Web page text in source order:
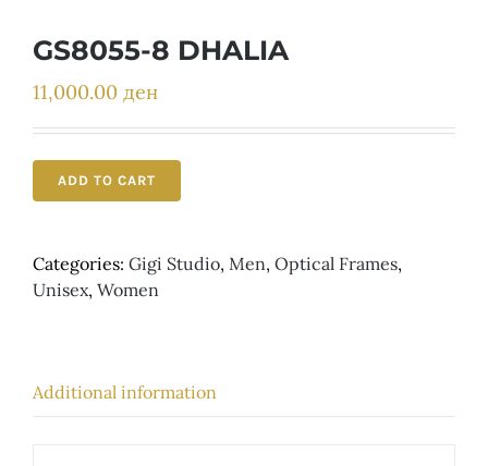
GS8055-8 DHALIA
11,000.00 ден
ADD TO CART
Categories: Gigi Studio, Men, Optical Frames,
Unisex, Women
Additional information